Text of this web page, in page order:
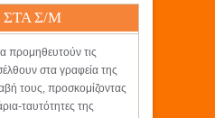
ΣΤΑ Σ/Μ
προμηθευτούν τις
στα γραφεία της
τους, προσκομίζοντας
ταυτότητες της